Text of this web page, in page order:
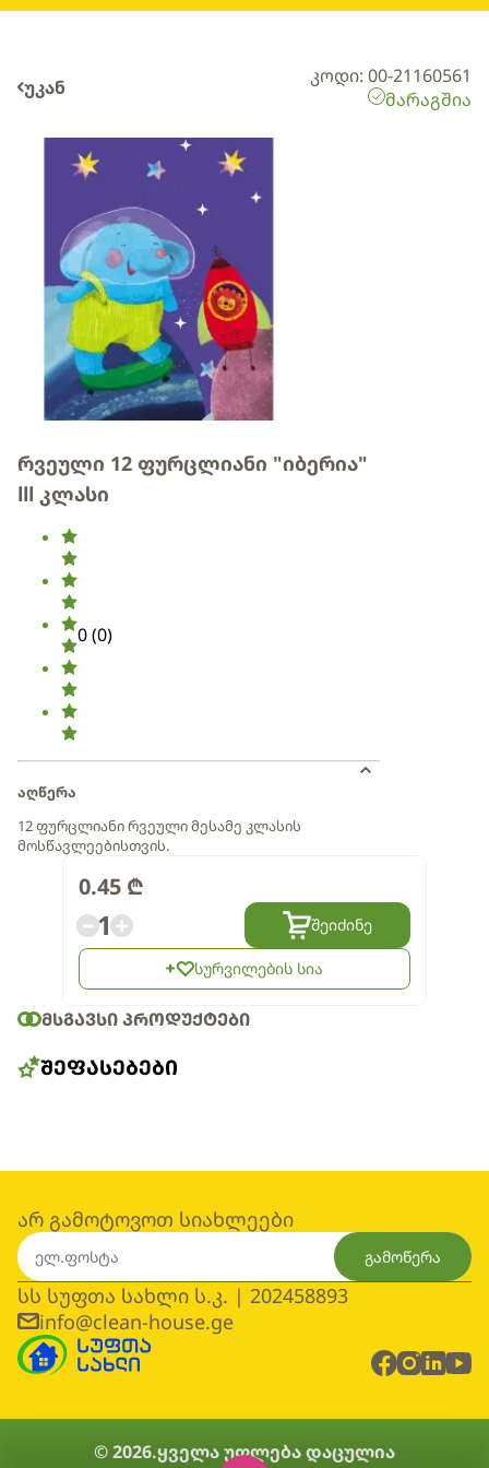
უკან
კოდი: 00-21160561
მარაგშია
რვეული 12 ფურცლიანი "იბერია"
lll კლასი
0(0)
აღწერა
12 ფურცლიანი რვეული მესამე კლასის
მოსწავლეებისთვის.
0.45 ₾
1 შეიძინე
სურვილების სია
ᲛᲡᲒᲐᲕᲡᲘ ᲞᲠᲝᲓᲣᲥᲢᲔᲑᲘ
ᲨᲔᲤᲐᲡᲔᲑᲔᲑᲘ
არ გამოტოვოთ სიახლეები
გამოწერა
სს სუფთა სახლი ს.კ. | 202458893
info@clean-house.ge
© 2026.ყველა უფლება დაცულია